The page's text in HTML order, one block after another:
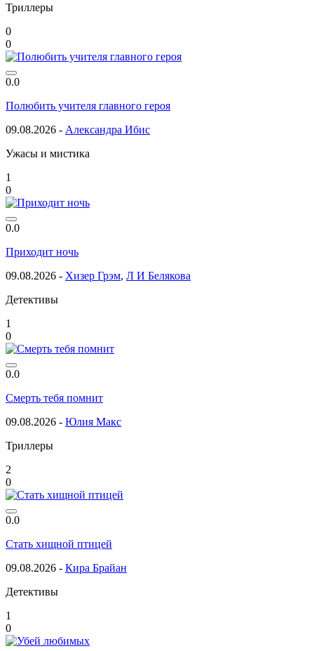
Триллеры
0
0
0.0
Полюбить учителя главного героя
09.08.2026 - Александра Ибис
Ужасы и мистика
1
0
0.0
Приходит ночь
09.08.2026 - Хизер Грэм, Л И Белякова
Детективы
1
0
0.0
Смерть тебя помнит
09.08.2026 - Юлия Макс
Триллеры
2
0
0.0
Стать хищной птицей
09.08.2026 - Кира Брайан
Детективы
1
0